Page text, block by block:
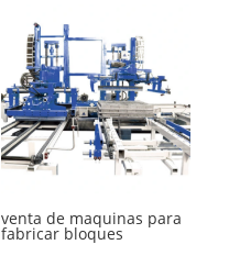
venta de maquinas para
fabricar bloques